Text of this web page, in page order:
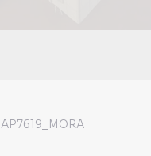
AP7619_MORA